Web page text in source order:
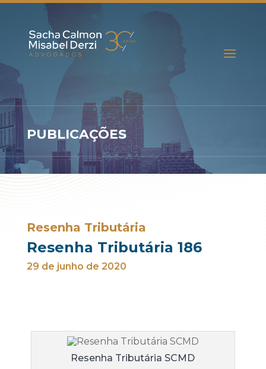
PUBLICAÇÕES
Resenha Tributária
Resenha Tributária 186
29 de junho de 2020
Resenha Tributária SCMD